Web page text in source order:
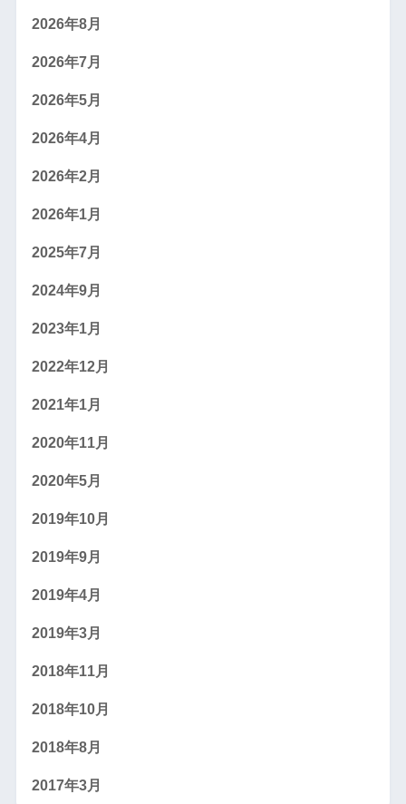
2026年8月
2026年7月
2026年5月
2026年4月
2026年2月
2026年1月
2025年7月
2024年9月
2023年1月
2022年12月
2021年1月
2020年11月
2020年5月
2019年10月
2019年9月
2019年4月
2019年3月
2018年11月
2018年10月
2018年8月
2017年3月